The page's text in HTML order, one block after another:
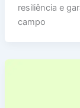
resiliência e
campo